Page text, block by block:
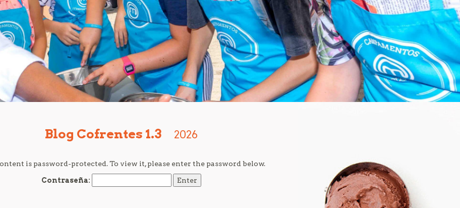
Blog Cofrentes 1.3 2026
is password-protected. To view it, please enter the password below.
Contraseña: